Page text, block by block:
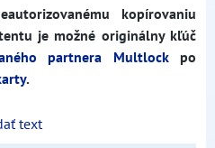
kopírovaniu
je možné originálny kľúč
partnera Multlockpo
.
text